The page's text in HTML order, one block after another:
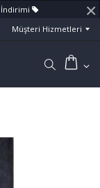
İndirimi ×
Müşteri Hizmetleri